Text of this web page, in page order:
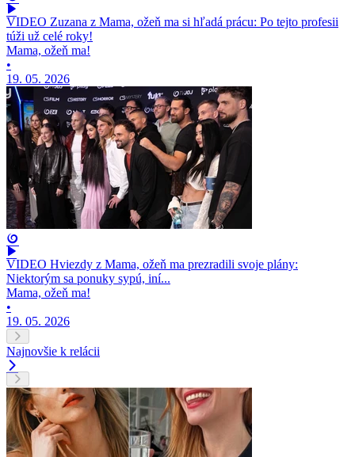
VIDEO Zuzana z Mama, ožeň ma si hľadá prácu: Po tejto profesii
túži už celé roky!
Mama, ožeň ma!
•
19. 05. 2026
VIDEO Hviezdy z Mama, ožeň ma prezradili svoje plány:
Niektorým sa ponuky sypú, iní...
Mama, ožeň ma!
•
19. 05. 2026
Najnovšie k relácii